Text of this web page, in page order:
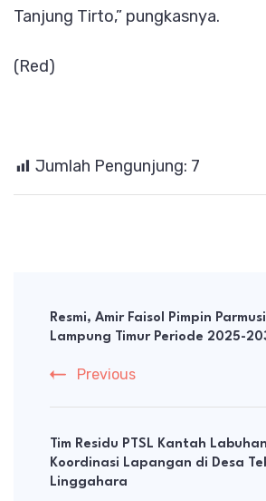
Tanjung Tirto,” pungkasnya.
(Red)
Jumlah Pengunjung: 7
Navigation
Resmi, Amir Faisol Pimpin
Lampung Timur Periode 2025-
Previous
Tim Residu PTSL Kantah
Koordinasi Lapangan di Desa
Linggahara